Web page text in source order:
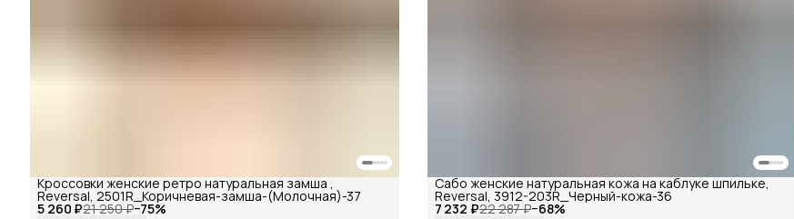
5 260 ₽21 250 ₽−75%
Кроссовки женские ретро натуральная замша ,
Reversal, 2501R_Коричневая-замша-(Молочная)-37
7 232 ₽22 287 ₽−68%
Сабо женские натуральная кожа на каблуке шпильке,
Reversal, 3912-203R_Черный-кожа-36